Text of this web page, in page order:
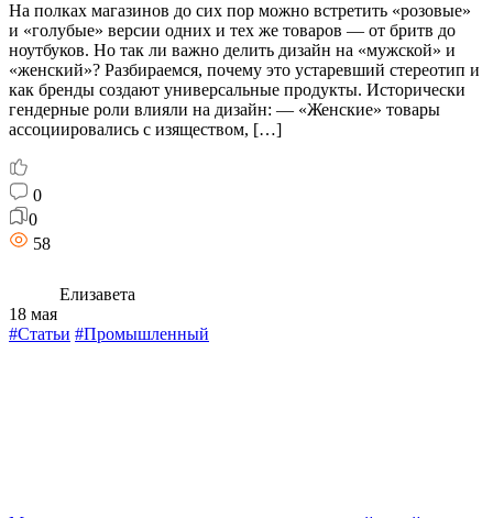
На полках магазинов до сих пор можно встретить «розовые»
и «голубые» версии одних и тех же товаров — от бритв до
ноутбуков. Но так ли важно делить дизайн на «мужской» и
«женский»? Разбираемся, почему это устаревший стереотип и
как бренды создают универсальные продукты. Исторически
гендерные роли влияли на дизайн: — «Женские» товары
ассоциировались с изяществом, […]
0
0
58
Елизавета
18 мая
#Статьи #Промышленный